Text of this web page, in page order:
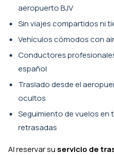
aeropuerto BJV
Sin viajes compartidos ni
Vehículos cómodos con
Conductores
español
Traslado desde el
ocultos
Seguimiento de vuelos en
retrasadas
Al reservar su servicio de